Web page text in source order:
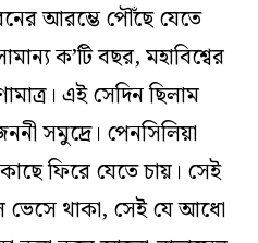
আরম্ভে পৌঁছে যেতে
ক’টি বছর, মহাবিশ্বের
এই সেদিন ছিলাম
সমুদ্রে। পেনসিলিয়া
ফিরে যেতে চায়। সেই
ভেসে থাকা, সেই যে আধো